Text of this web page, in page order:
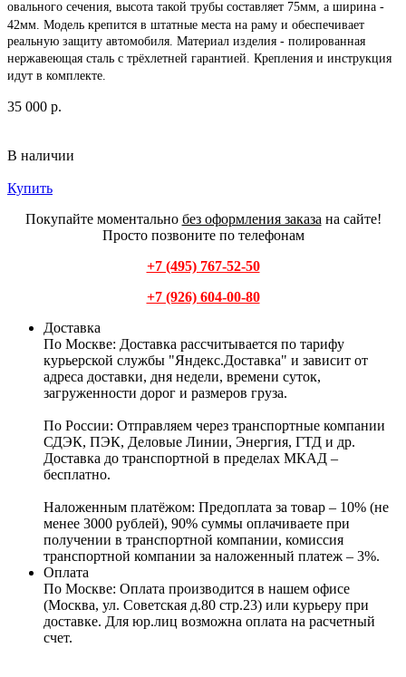
овального сечения, высота такой трубы составляет 75мм, а ширина -
42мм . Модель крепится в штатные места на раму и обеспечивает
реальную защиту автомобиля. Материал изделия - полированная
нержавеющая сталь с трёхлетней гарантией. Крепления и инструкция
идут в комплекте.
35 000 р.
В наличии
Купить
Покупайте моментально без оформления заказа на сайте!
Просто позвоните по телефонам
+7 (495) 767-52-50
+7 (926) 604-00-80
Доставка
По Москве: Доставка рассчитывается по тарифу
курьерской службы "Яндекс.Доставка" и зависит от
адреса доставки, дня недели, времени суток,
загруженности дорог и размеров груза.
По России: Отправляем через транспортные компании
СДЭК, ПЭК, Деловые Линии, Энергия, ГТД и др.
Доставка до транспортной в пределах МКАД –
бесплатно.
Наложенным платёжом: Предоплата за товар – 10% (не
менее 3000 рублей), 90% суммы оплачиваете при
получении в транспортной компании, комиссия
транспортной компании за наложенный платеж – 3%.
Оплата
По Москве: Оплата производится в нашем офисе
(Москва, ул. Советская д.80 стр.23) или курьеру при
доставке. Для юр.лиц возможна оплата на расчетный
счет.